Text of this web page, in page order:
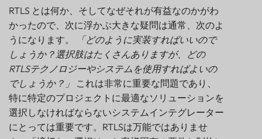
RTLS とは何か、そしてなぜそれが有益なのかがわ
かったので、次に浮かぶ大きな疑問は通常、次のよ
うになります。
「どのように実装すればいいので
しょうか？選択肢はたくさんありますが、どの
RTLSテクノロジーやシステムを使用すればよいの
でしょうか？」
これは非常に重要な問題であり、
特に特定のプロジェクトに最適なソリューションを
選択しなければならないシステムインテグレーター
にとっては重要です。RTLSは万能ではありませ